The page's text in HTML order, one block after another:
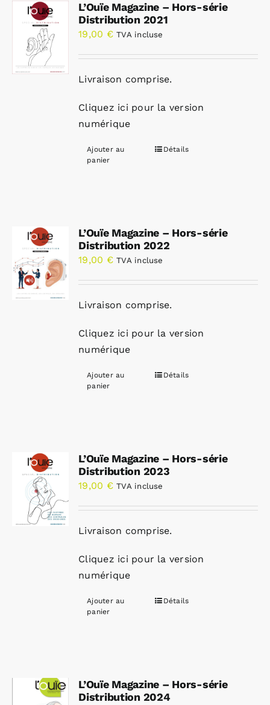
L’Ouïe Magazine – Hors-série
Distribution 2021
19,00 € TVA incluse
Livraison comprise.
Cliquez ici pour la version
numérique
Ajouter au
panier
Détails
L’Ouïe Magazine – Hors-série
Distribution 2022
19,00 € TVA incluse
Livraison comprise.
Cliquez ici pour la version
numérique
Ajouter au
panier
Détails
L’Ouïe Magazine – Hors-série
Distribution 2023
19,00 € TVA incluse
Livraison comprise.
Cliquez ici pour la version
numérique
Ajouter au
panier
Détails
L’Ouïe Magazine – Hors-série
Distribution 2024